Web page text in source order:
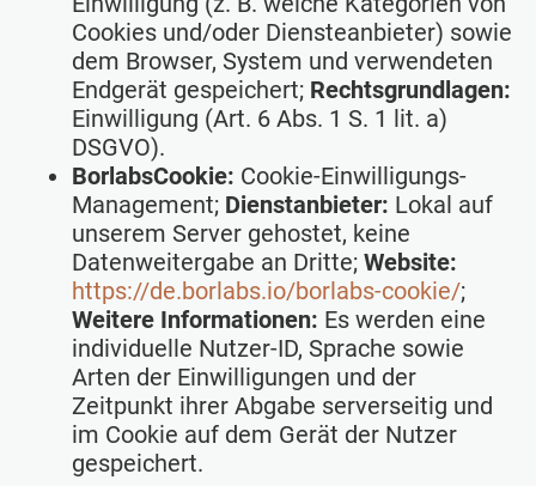
Cookies und/oder Diensteanbieter) sowie
dem Browser, System und verwendeten
Endgerät gespeichert; Rechtsgrundlagen:
Einwilligung (Art. 6 Abs. 1 S. 1 lit. a)
DSGVO).
BorlabsCookie: Cookie-Einwilligungs-
Management; Dienstanbieter: Lokal auf
unserem Server gehostet, keine
Datenweitergabe an Dritte; Website:
https://de.borlabs.io/borlabs-cookie/;
Weitere Informationen: Es werden eine
individuelle Nutzer-ID, Sprache sowie
Arten der Einwilligungen und der
Zeitpunkt ihrer Abgabe serverseitig und
im Cookie auf dem Gerät der Nutzer
gespeichert.